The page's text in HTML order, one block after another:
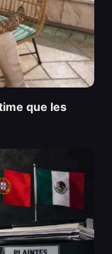
que les